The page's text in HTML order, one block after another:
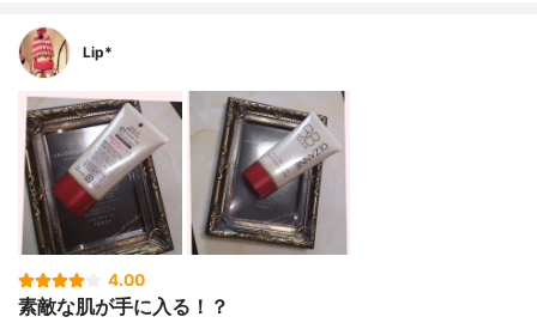
Lip*
4.00
素敵な肌が手に入る！？